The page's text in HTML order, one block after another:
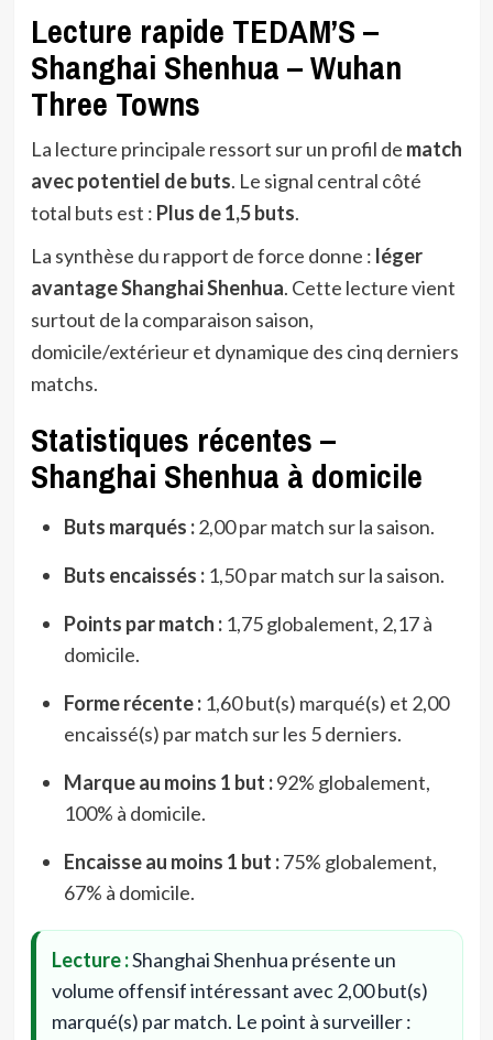
Lecture rapide TEDAM’S –
Shanghai Shenhua – Wuhan
Three Towns
La lecture principale ressort sur un profil de match
avec potentiel de buts. Le signal central côté
total buts est : Plus de 1,5 buts.
La synthèse du rapport de force donne : léger
avantage Shanghai Shenhua. Cette lecture vient
surtout de la comparaison saison,
domicile/extérieur et dynamique des cinq derniers
matchs.
Statistiques récentes –
Shanghai Shenhua à domicile
Buts marqués :2,00 par match sur la saison.
Buts encaissés :1,50 par match sur la saison.
Points par match :1,75 globalement, 2,17 à
domicile.
Forme récente :1,60 but(s) marqué(s) et 2,00
encaissé(s) par match sur les 5 derniers.
Marque au moins 1 but :92% globalement,
100% à domicile.
Encaisse au moins 1 but :75% globalement,
67% à domicile.
Lecture :Shanghai Shenhua présente un
volume offensif intéressant avec 2,00 but(s)
marqué(s) par match. Le point à surveiller :